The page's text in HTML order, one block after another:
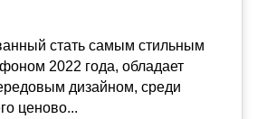
стать самым стильным
2022 года, обладает
дизайном, среди
ценово...